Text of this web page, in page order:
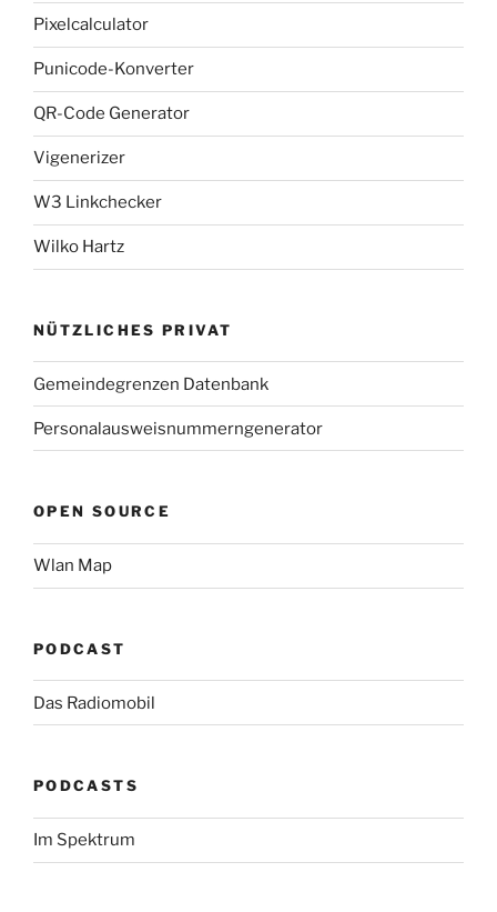
Pixelcalculator
Punicode-Konverter
QR-Code Generator
Vigenerizer
W3 Linkchecker
Wilko Hartz
NÜTZLICHES PRIVAT
Gemeindegrenzen Datenbank
Personalausweisnummerngenerator
OPEN SOURCE
Wlan Map
PODCAST
Das Radiomobil
PODCASTS
Im Spektrum